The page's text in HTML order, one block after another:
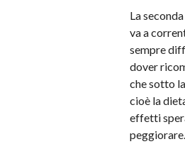
La
va a
sempre
dover
che sotto
cioè la
effetti
peggiorare.